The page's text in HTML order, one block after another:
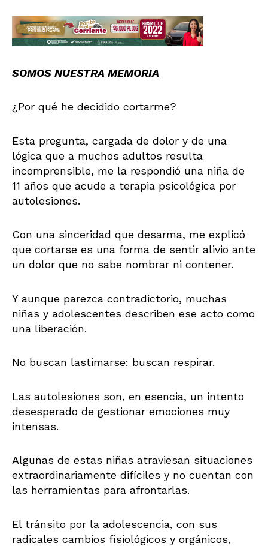
SOMOS NUESTRA MEMORIA
¿Por qué he decidido cortarme?
Esta pregunta, cargada de dolor y de una
lógica que a muchos adultos resulta
incomprensible, me la respondió una niña de
11 años que acude a terapia psicológica por
autolesiones.
Con una sinceridad que desarma, me explicó
que cortarse es una forma de sentir alivio ante
un dolor que no sabe nombrar ni contener.
Y aunque parezca contradictorio, muchas
niñas y adolescentes describen ese acto como
una liberación.
No buscan lastimarse: buscan respirar.
Las autolesiones son, en esencia, un intento
desesperado de gestionar emociones muy
intensas.
Algunas de estas niñas atraviesan situaciones
extraordinariamente difíciles y no cuentan con
las herramientas para afrontarlas.
El tránsito por la adolescencia, con sus
radicales cambios fisiológicos y orgánicos,